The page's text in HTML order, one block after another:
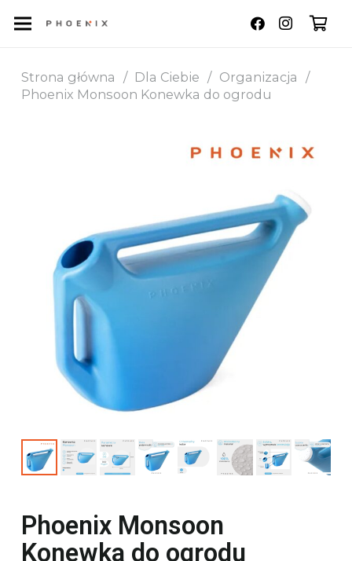
Strona główna / Dla Ciebie / Organizacja /
Phoenix Monsoon Konewka do ogrodu
Phoenix Monsoon
Konewka do ogrodu